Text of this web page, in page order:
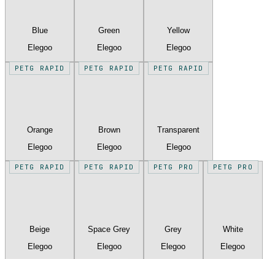
Blue
Elegoo
Green
Elegoo
Yellow
Elegoo
PETG RAPID
Orange
Elegoo
PETG RAPID
Brown
Elegoo
PETG RAPID
Transparent
Elegoo
PETG RAPID
Beige
Elegoo
PETG RAPID
Space Grey
Elegoo
PETG PRO
Grey
Elegoo
PETG PRO
White
Elegoo